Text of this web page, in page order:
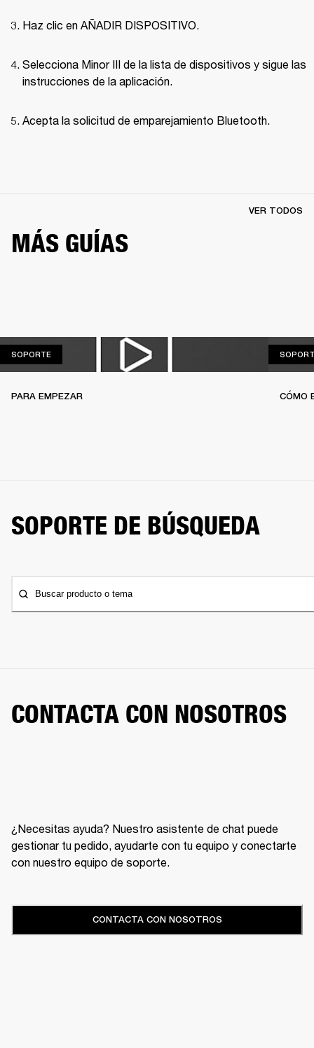
Haz clic en AÑADIR DISPOSITIVO.
Selecciona Minor III de la lista de dispositivos y sigue las
instrucciones de la aplicación.
Acepta la solicitud de emparejamiento Bluetooth.
MÁS GUÍAS
VER TODOS
SOPORTESOPORTE
PARA EMPEZAR CÓMO
SOPORTE DE BÚSQUEDA
Buscar producto o tema
CONTACTA CON NOSOTROS
¿Necesitas ayuda? Nuestro asistente de chat puede
gestionar tu pedido, ayudarte con tu equipo y conectarte
con nuestro equipo de soporte.
CONTACTA CON NOSOTROS